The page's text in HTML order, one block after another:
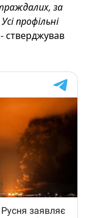
за
профільні
- стверджував